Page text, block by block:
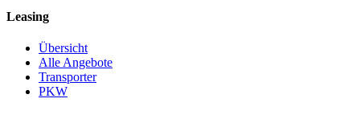
Leasing
Übersicht
Alle Angebote
Transporter
PKW